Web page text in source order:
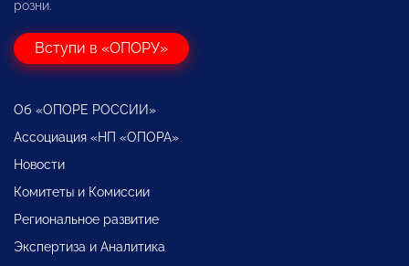
розни.
Вступи в «ОПОРУ»
Об «ОПОРЕ РОССИИ»
Ассоциация «НП «ОПОРА»
Новости
Комитеты и Комиссии
Региональное развитие
Экспертиза и Аналитика